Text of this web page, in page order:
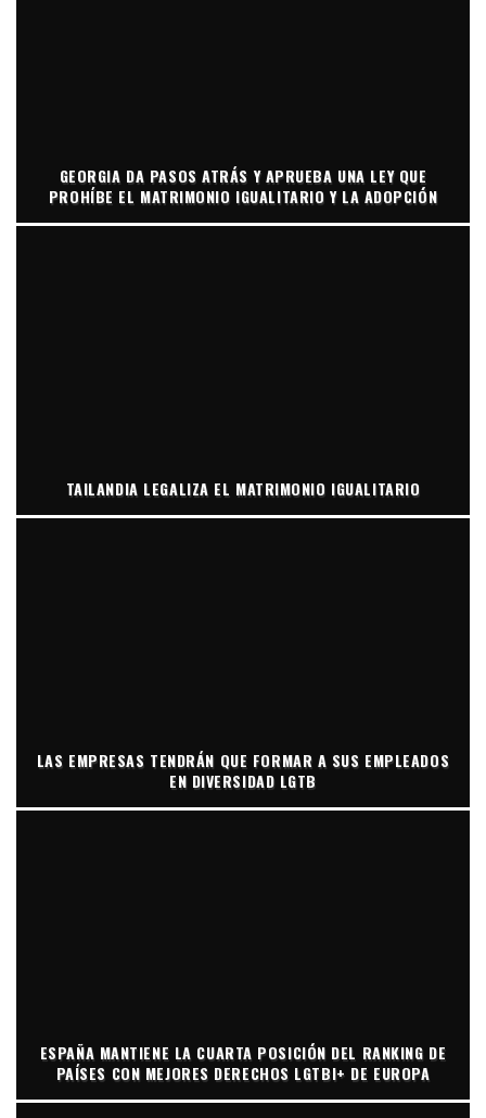
GEORGIA DA PASOS ATRÁS Y APRUEBA UNA LEY QUE
PROHÍBE EL MATRIMONIO IGUALITARIO Y LA ADOPCIÓN
TAILANDIA LEGALIZA EL MATRIMONIO IGUALITARIO
LAS EMPRESAS TENDRÁN QUE FORMAR A SUS EMPLEADOS
EN DIVERSIDAD LGTB
ESPAÑA MANTIENE LA CUARTA POSICIÓN DEL RANKING DE
PAÍSES CON MEJORES DERECHOS LGTBI+ DE EUROPA